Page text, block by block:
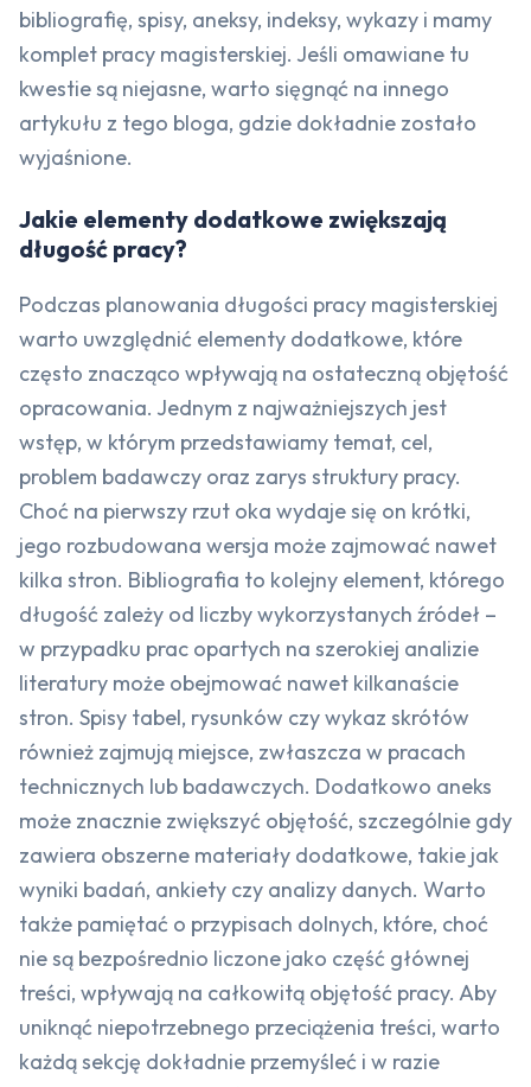
bibliografię, spisy, aneksy, indeksy, wykazy i mamy
komplet pracy magisterskiej. Jeśli omawiane tu
kwestie są niejasne, warto sięgnąć na innego
artykułu z tego bloga, gdzie dokładnie zostało
wyjaśnione.
Jakie elementy dodatkowe zwiększają
długość pracy?
Podczas planowania długości pracy magisterskiej
warto uwzględnić elementy dodatkowe, które
często znacząco wpływają na ostateczną objętość
opracowania. Jednym z najważniejszych jest
wstęp, w którym przedstawiamy temat, cel,
problem badawczy oraz zarys struktury pracy.
Choć na pierwszy rzut oka wydaje się on krótki,
jego rozbudowana wersja może zajmować nawet
kilka stron. Bibliografia to kolejny element, którego
długość zależy od liczby wykorzystanych źródeł –
w przypadku prac opartych na szerokiej analizie
literatury może obejmować nawet kilkanaście
stron. Spisy tabel, rysunków czy wykaz skrótów
również zajmują miejsce, zwłaszcza w pracach
technicznych lub badawczych. Dodatkowo aneks
może znacznie zwiększyć objętość, szczególnie gdy
zawiera obszerne materiały dodatkowe, takie jak
wyniki badań, ankiety czy analizy danych. Warto
także pamiętać o przypisach dolnych, które, choć
nie są bezpośrednio liczone jako część głównej
treści, wpływają na całkowitą objętość pracy. Aby
uniknąć niepotrzebnego przeciążenia treści, warto
każdą sekcję dokładnie przemyśleć i w razie